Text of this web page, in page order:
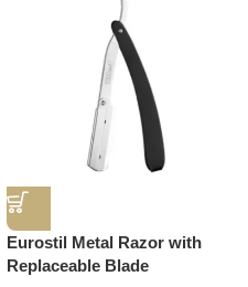
Eurostil Metal Razor with
Replaceable Blade